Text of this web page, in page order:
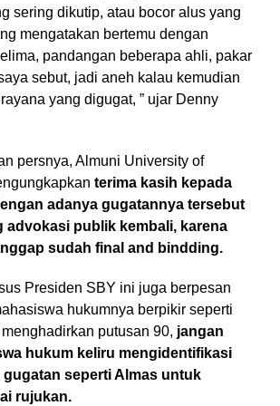
sering dikutip, atau bocor alus yang
mengatakan bertemu dengan
pandangan beberapa ahli, pakar
sebut, jadi aneh kalau kemudian
yang digugat, ” ujar Denny
persnya, Almuni University of
terima kasih kepada
adanya gugatannya tersebut
advokasi publik kembali, karena
sudah final and bindding.
Presiden SBY ini juga berpesan
hukumnya berpikir seperti
putusan 90, jangan
hukum keliru mengidentifikasi
seperti Almas untuk
rujukan.